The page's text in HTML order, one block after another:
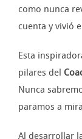
como nunca
cuenta y vivió
Esta
pilares del
Nunca
paramos a
Al desarrollar